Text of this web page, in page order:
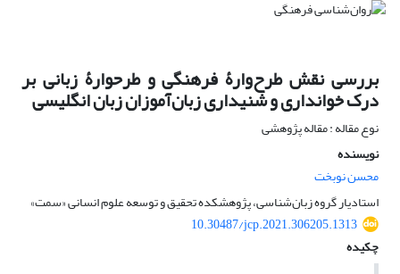
بررسی نقش طرح‌وارۀ فرهنگی و طرح‏وارۀ زبانی بر
درک خوانداری و شنیداری زبان‌آموزان زبان انگلیسی
نوع مقاله : مقاله پژوهشی
نویسنده
محسن نوبخت
استادیار گروه زبان‌شناسی، پژوهشکده تحقیق و توسعه علوم انسانی «سمت»
10.30487/jcp.2021.306205.1313
چکیده